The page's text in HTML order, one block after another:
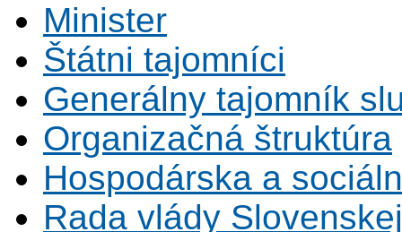
Minister
Štátni tajomníci
Generálny tajomník
Organizačná štruktúra
Hospodárska a
Rada vlády